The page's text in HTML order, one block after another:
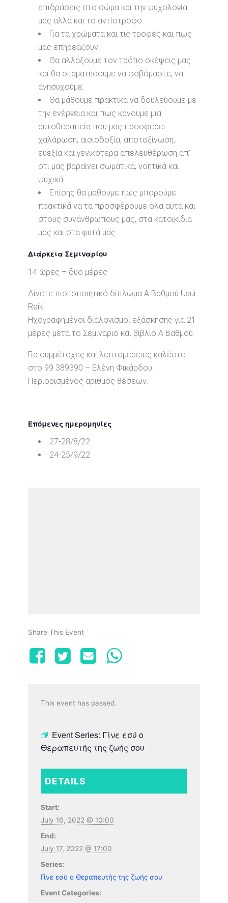
επιδράσεις στο σώμα και την ψυχολογία
μας αλλά και το αντίστροφο.
Για τα χρώματα και τις τροφές και πως
μας επηρεάζουν.
Θα αλλάξουμε τον τρόπο σκέψεις μας
και θα σταματήσουμε να φοβόμαστε, να
ανησυχούμε.
Θα μάθουμε πρακτικά να δουλεύουμε με
την ενέργεια και πως κάνουμε μια
αυτοθεραπεία που μας προσφέρει
χαλάρωση, αισιοδοξία, αποτοξίνωση,
ευεξία και γενικότερα απελευθέρωση απ’
ότι μας βαραίνει σωματικά, νοητικά και
ψυχικά.
Επίσης θα μάθουμε πως μπορούμε
πρακτικά να τα προσφέρουμε όλα αυτά και
στους συνάνθρωπους μας, στα κατοικίδια
μας και στα φυτά μας.
Διάρκεια Σεμιναρίου
14 ώρες – δυο μέρες
Δίνετε πιστοποιητικό δίπλωμα Α Βαθμού Usui
Reiki
Ηχογραφημένοι διαλογισμοί εξάσκησης για 21
μέρες μετά το Σεμινάριο και βιβλίο Α Βαθμού.
Για συμμέτοχες και λεπτομέρειες καλέστε
στο 99 389390 – Ελένη Φικάρδου.
Περιορισμένος αριθμός θέσεων.
Επόμενες ημερομηνίες
27-28/8/22
24-25/9/22
Share This Event
This event has passed.
Event Series: Γίνε εσύ ο
Θεραπευτής της ζωής σου
DETAILS
Start:
July 16, 2022 @ 10:00
End:
July 17, 2022 @ 17:00
Series:
Γίνε εσύ ο Θεραπευτής της ζωής σου
Event Categories: